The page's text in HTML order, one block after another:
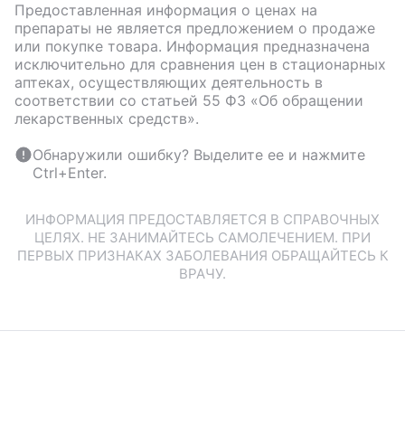
Предоставленная информация о ценах на
препараты не является предложением о продаже
или покупке товара. Информация предназначена
исключительно для сравнения цен в стационарных
аптеках, осуществляющих деятельность в
соответствии со статьей 55 ФЗ «Об обращении
лекарственных средств».
Обнаружили ошибку? Выделите ее и нажмите
Ctrl+Enter.
ИНФОРМАЦИЯ ПРЕДОСТАВЛЯЕТСЯ В СПРАВОЧНЫХ
ЦЕЛЯХ. НЕ ЗАНИМАЙТЕСЬ САМОЛЕЧЕНИЕМ. ПРИ
ПЕРВЫХ ПРИЗНАКАХ ЗАБОЛЕВАНИЯ ОБРАЩАЙТЕСЬ К
ВРАЧУ.